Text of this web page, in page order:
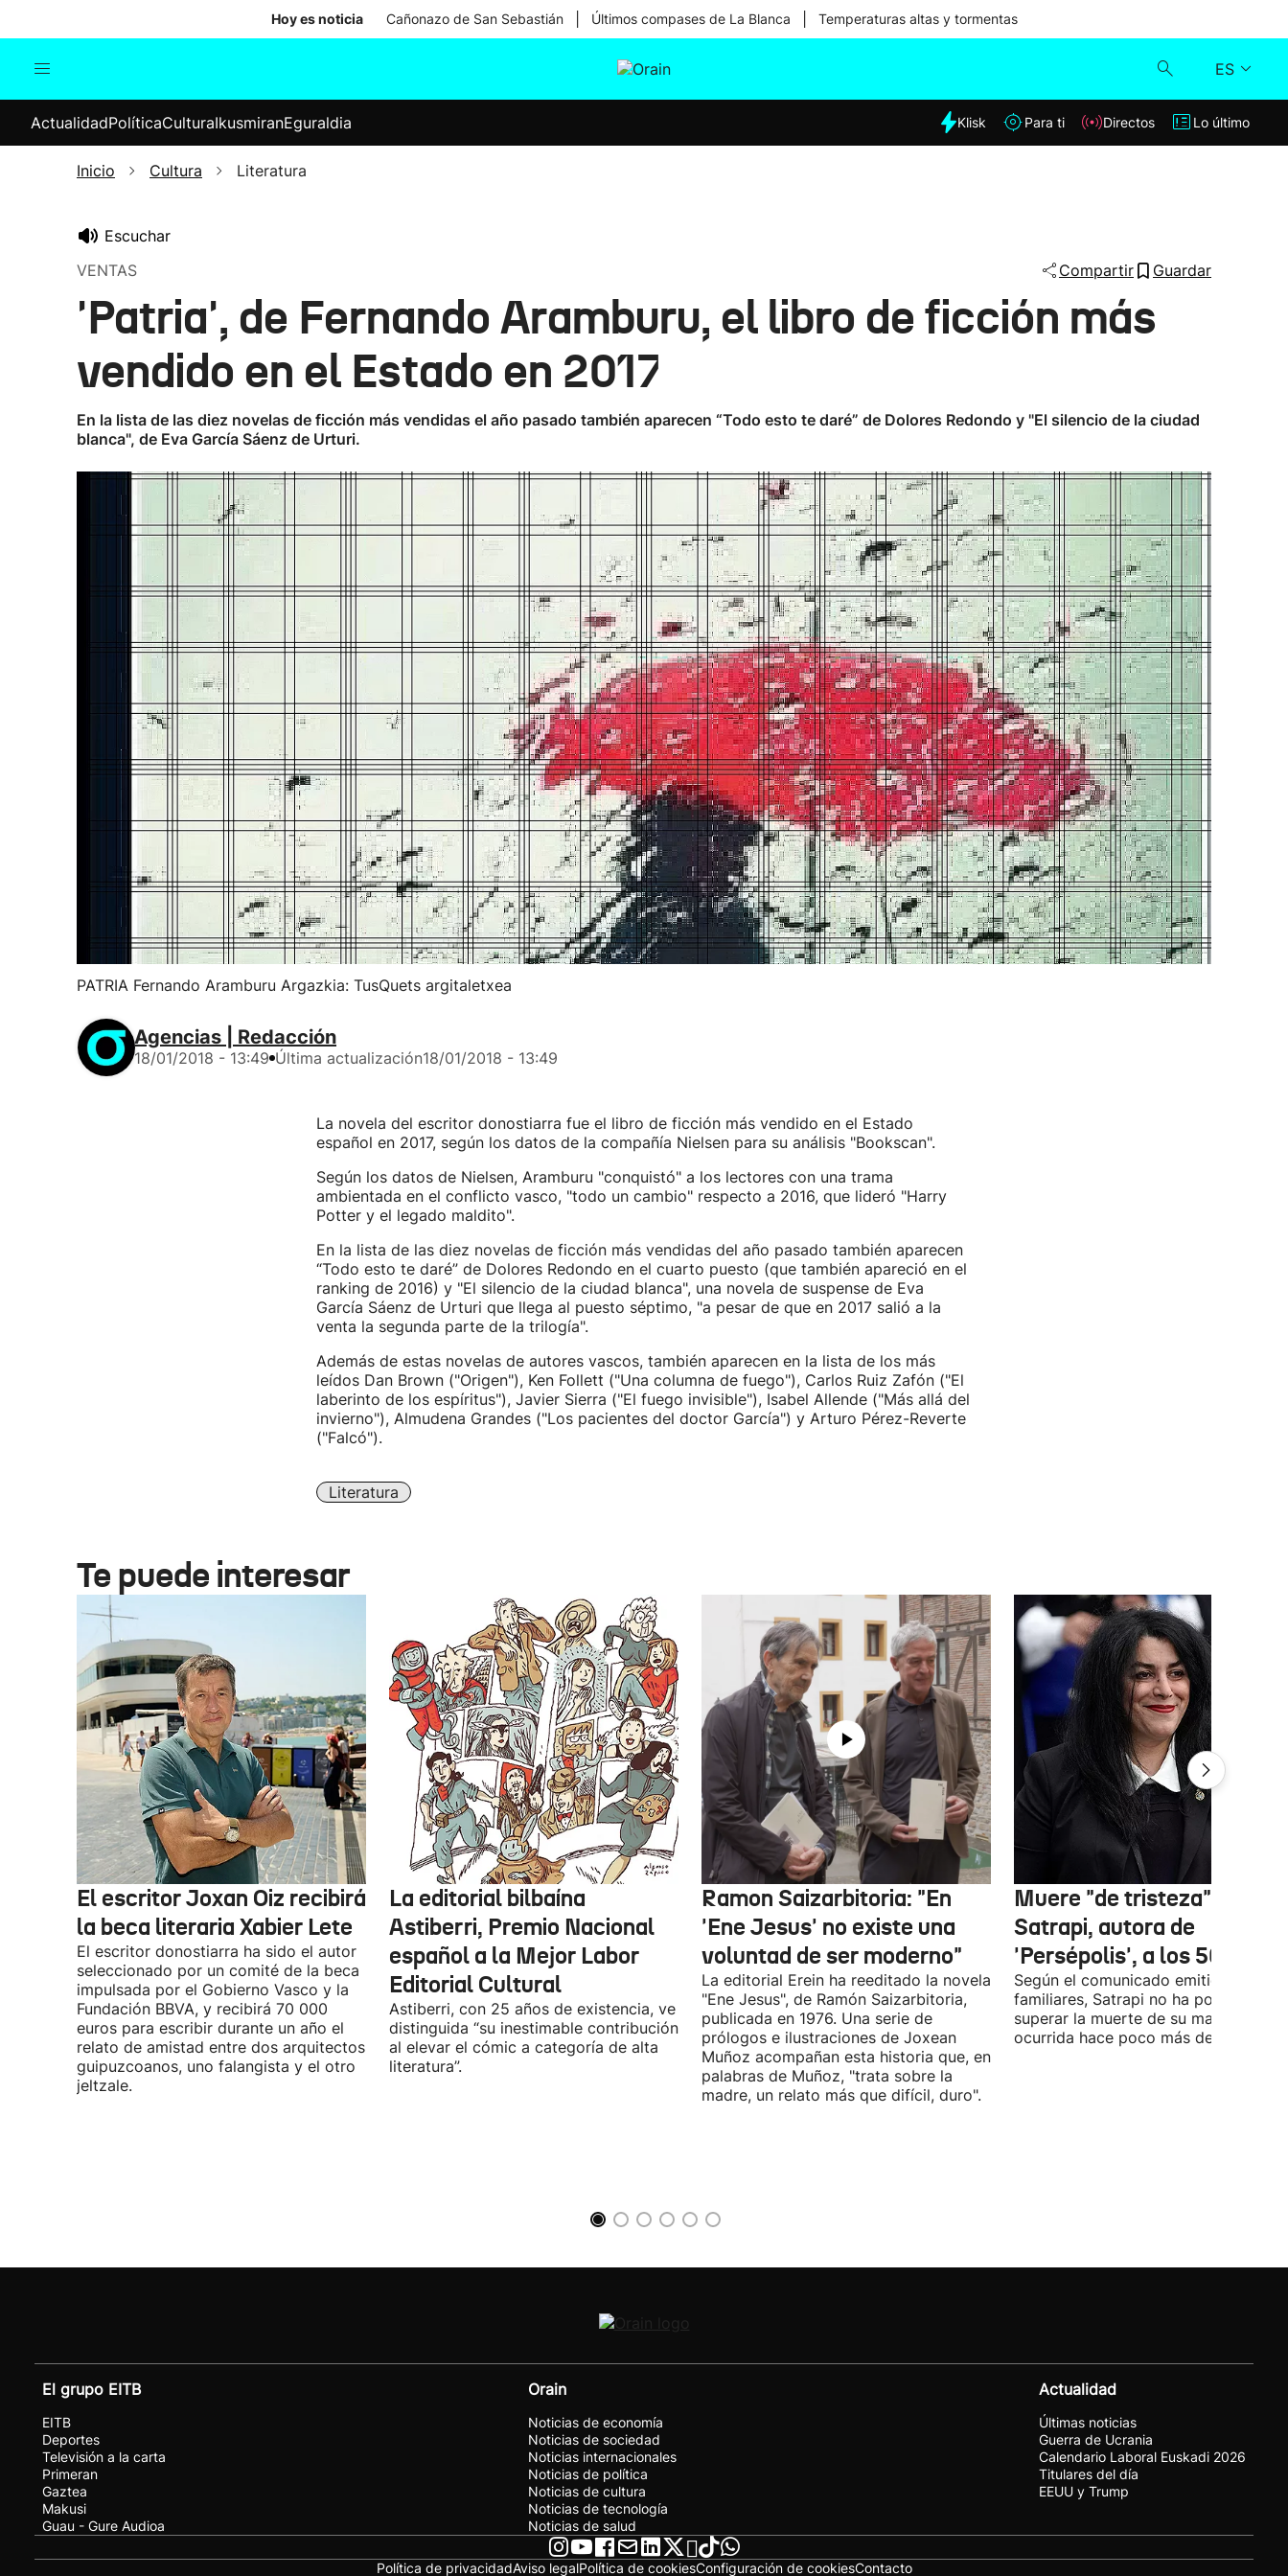
Hoy es noticia Cañonazo de San Sebastián Últimos compases de La Blanca Temperaturas altas y tormentas
ES
Internacional
Elecciones
Klisk
ActualidadPolíticaCulturaIkusmiranEguraldia Klisk Para ti Directos Lo último
Inicio Cultura Literatura
Escuchar
VENTAS
Compartir Guardar
'Patria', de Fernando Aramburu, el libro de ficción más
vendido en el Estado en 2017
En la lista de las diez novelas de ficción más vendidas el año pasado también aparecen “Todo esto te daré” de Dolores Redondo y "El silencio de la ciudad
blanca", de Eva García Sáenz de Urturi.
PATRIA Fernando Aramburu Argazkia: TusQuets argitaletxea
Agencias | Redacción
18/01/2018 - 13:49 Última actualización18/01/2018 - 13:49
La novela del escritor donostiarra fue el libro de ficción más vendido en el Estado
español en 2017, según los datos de la compañía Nielsen para su análisis "Bookscan".
Según los datos de Nielsen, Aramburu "conquistó" a los lectores con una trama
ambientada en el conflicto vasco, "todo un cambio" respecto a 2016, que lideró "Harry
Potter y el legado maldito".
En la lista de las diez novelas de ficción más vendidas del año pasado también aparecen
“Todo esto te daré” de Dolores Redondo en el cuarto puesto (que también apareció en el
ranking de 2016) y "El silencio de la ciudad blanca", una novela de suspense de Eva
García Sáenz de Urturi que llega al puesto séptimo, "a pesar de que en 2017 salió a la
venta la segunda parte de la trilogía".
Además de estas novelas de autores vascos, también aparecen en la lista de los más
leídos Dan Brown ("Origen"), Ken Follett ("Una columna de fuego"), Carlos Ruiz Zafón ("El
laberinto de los espíritus"), Javier Sierra ("El fuego invisible"), Isabel Allende ("Más allá del
invierno"), Almudena Grandes ("Los pacientes del doctor García") y Arturo Pérez-Reverte
("Falcó").
Literatura
Te puede interesar
El escritor Joxan Oiz recibirá
la beca literaria Xabier Lete
El escritor donostiarra ha sido el autor
seleccionado por un comité de la beca
impulsada por el Gobierno Vasco y la
Fundación BBVA, y recibirá 70 000
euros para escribir durante un año el
relato de amistad entre dos arquitectos
guipuzcoanos, uno falangista y el otro
jeltzale.
La editorial bilbaína
Astiberri, Premio Nacional
español a la Mejor Labor
Editorial Cultural
Astiberri, con 25 años de existencia, ve
distinguida “su inestimable contribución
al elevar el cómic a categoría de alta
literatura”.
Ramon Saizarbitoria: "En
'Ene Jesus' no existe una
voluntad de ser moderno"
La editorial Erein ha reeditado la novela
"Ene Jesus", de Ramón Saizarbitoria,
publicada en 1976. Una serie de
prólogos e ilustraciones de Joxean
Muñoz acompañan esta historia que, en
palabras de Muñoz, "trata sobre la
madre, un relato más que difícil, duro".
Muere "de tristeza"
Satrapi, autora de
'Persépolis', a los 56 años
Según el comunicado emitido por sus
familiares, Satrapi no ha podido
superar la muerte de su marido,
ocurrida hace poco más de un año.
El grupo EITB
EITB
Deportes
Televisión a la carta
Primeran
Gaztea
Makusi
Guau - Gure Audioa
Orain
Noticias de economía
Noticias de sociedad
Noticias internacionales
Noticias de política
Noticias de cultura
Noticias de tecnología
Noticias de salud
Actualidad
Últimas noticias
Guerra de Ucrania
Calendario Laboral Euskadi 2026
Titulares del día
EEUU y Trump
Política de privacidadAviso legalPolítica de cookiesConfiguración de cookiesContacto